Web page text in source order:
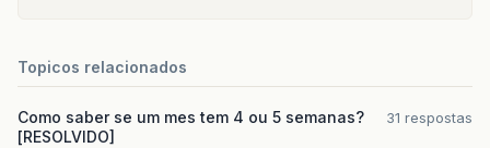
Topicos relacionados
Como saber se um mes tem 4 ou 5 semanas?
[RESOLVIDO]
31 respostas